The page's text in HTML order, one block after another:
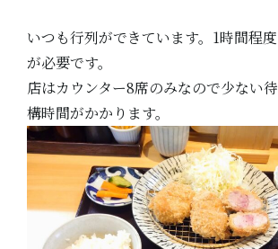
いつも行列ができています。1時間程
が必要です。
店はカウンター8席のみなので少ない
構時間がかかります。